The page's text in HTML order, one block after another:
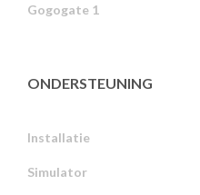
Gogogate 1
ONDERSTEUNING
Installatie
Simulator